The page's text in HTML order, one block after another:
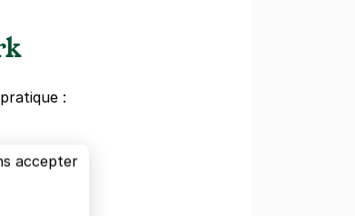
:
accepter